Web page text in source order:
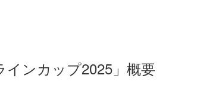
インカップ2025」概要